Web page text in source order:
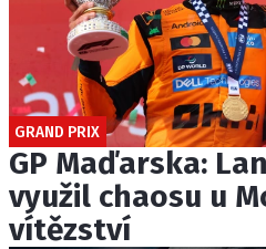
GRAND PRIX
GP Maďarska:
využil chaosu u
vítězství